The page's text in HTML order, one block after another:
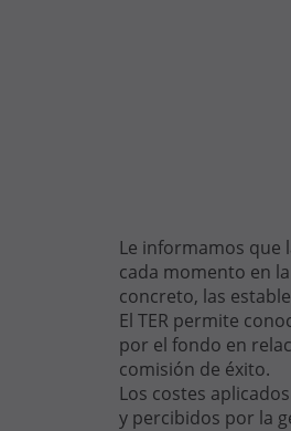
Le informamos que
cada momento en
concreto, las
El TER permite
por el fondo en
comisión de éxito.
Los costes
y percibidos por la